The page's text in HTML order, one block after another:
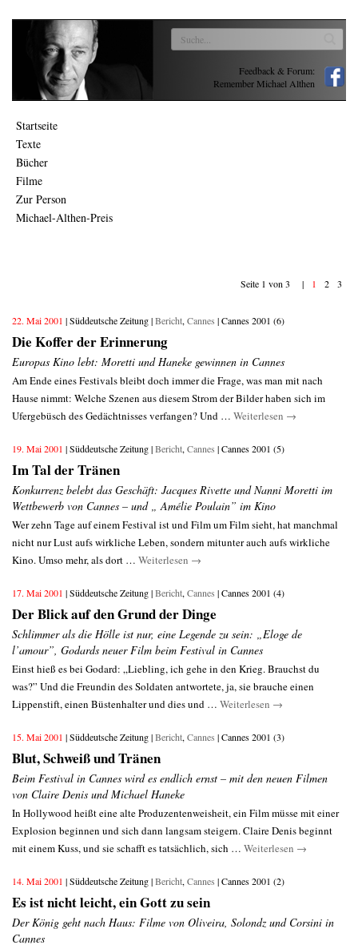
Feedback & Forum:
Remember Michael Althen
Startseite
Texte
Bücher
Filme
Zur Person
Michael-Althen-Preis
Seite 1 von 3 | 1 2 3
22. Mai 2001 | Süddeutsche Zeitung |Bericht, Cannes | Cannes 2001 (6)
Die Koffer der Erinnerung
Europas Kino lebt: Moretti und Haneke gewinnen in Cannes
Am Ende eines Festivals bleibt doch immer die Frage, was man mit nach
Hause nimmt: Welche Szenen aus diesem Strom der Bilder haben sich im
Ufergebüsch des Gedächtnisses verfangen? Und … Weiterlesen →
19. Mai 2001 | Süddeutsche Zeitung |Bericht, Cannes | Cannes 2001 (5)
Im Tal der Tränen
Konkurrenz belebt das Geschäft: Jacques Rivette und Nanni Moretti im
Wettbewerb von Cannes – und „ Amélie Poulain” im Kino
Wer zehn Tage auf einem Festival ist und Film um Film sieht, hat manchmal
nicht nur Lust aufs wirkliche Leben, sondern mitunter auch aufs wirkliche
Kino. Umso mehr, als dort … Weiterlesen →
17. Mai 2001 | Süddeutsche Zeitung |Bericht, Cannes | Cannes 2001 (4)
Der Blick auf den Grund der Dinge
Schlimmer als die Hölle ist nur, eine Legende zu sein: „Eloge de
l’amour”, Godards neuer Film beim Festival in Cannes
Einst hieß es bei Godard: „Liebling, ich gehe in den Krieg. Brauchst du
was?” Und die Freundin des Soldaten antwortete, ja, sie brauche einen
Lippenstift, einen Büstenhalter und dies und … Weiterlesen →
15. Mai 2001 | Süddeutsche Zeitung |Bericht, Cannes | Cannes 2001 (3)
Blut, Schweiß und Tränen
Beim Festival in Cannes wird es endlich ernst – mit den neuen Filmen
von Claire Denis und Michael Haneke
In Hollywood heißt eine alte Produzentenweisheit, ein Film müsse mit einer
Explosion beginnen und sich dann langsam steigern. Claire Denis beginnt
mit einem Kuss, und sie schafft es tatsächlich, sich … Weiterlesen →
14. Mai 2001 | Süddeutsche Zeitung |Bericht, Cannes | Cannes 2001 (2)
Es ist nicht leicht, ein Gott zu sein
Der König geht nach Haus: Filme von Oliveira, Solondz und Corsini in
Cannes